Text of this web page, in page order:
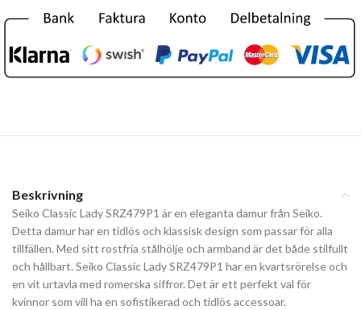
Beskrivning
Seiko Classic Lady SRZ479P1 är en eleganta damur från Seiko.
Detta damur har en tidlös och klassisk design som passar för alla
tillfällen. Med sitt rostfria stålhölje och armband är det både stilfullt
och hållbart. Seiko Classic Lady SRZ479P1 har en kvartsrörelse och
en vit urtavla med romerska siffror. Det är ett perfekt val för
kvinnor som vill ha en sofistikerad och tidlös accessoar.